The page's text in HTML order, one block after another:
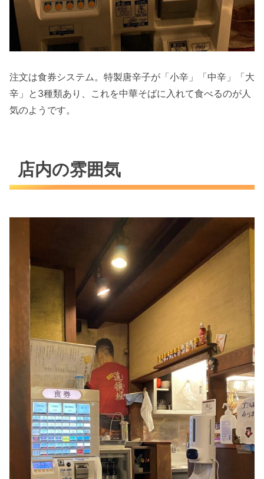
注文は食券システム。特製唐辛子が「小辛」「中辛」「大
辛」と3種類あり、これを中華そばに入れて食べるのが人
気のようです。
店内の雰囲気